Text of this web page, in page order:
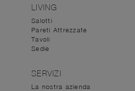
LIVING
Salotti
Pareti Attrezzate
Tavoli
Sedie
SERVIZI
La nostra azienda